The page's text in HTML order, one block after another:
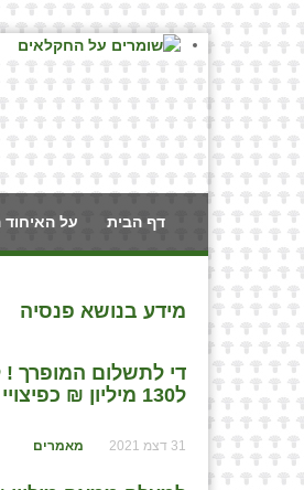
דף הבית על
מידע בנושא פנסיה
די לתשלום המופרך
ל130 מיליון ₪ כפיצויי פיטורים) / שמואל גלנץ, עו״ד
31 דצמ 2021 מאמרים